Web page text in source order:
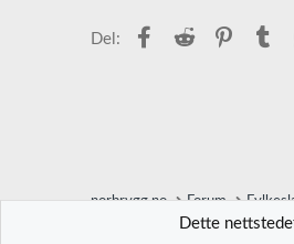
Del: Facebook
Reddit
norbrygg.no Forum
Dette